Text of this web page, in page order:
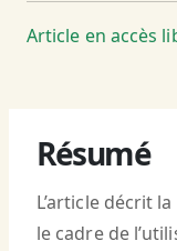
Article en accès
Résumé
L’article décrit
le cadre de